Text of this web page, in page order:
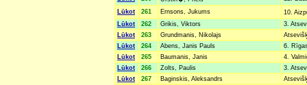
Lūkot
261 Ernsons, Jukums
10.
Lūkot
262 Grikis, Viktors
3.
Lūkot
263 Grundmanis, Nikolajs
Lūkot
264 Abens, Janis Pauls
6.
Lūkot
265 Baumanis, Janis
4.
Lūkot
266 Zolts, Paulis
3.
Lūkot
267 Baginskis, Aleksandrs